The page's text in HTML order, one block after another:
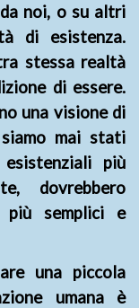
noi, o su altri
di esistenza.
stessa realtà
di essere.
una visione di
mai stati
più
dovrebbero
semplici e
una piccola
umana è